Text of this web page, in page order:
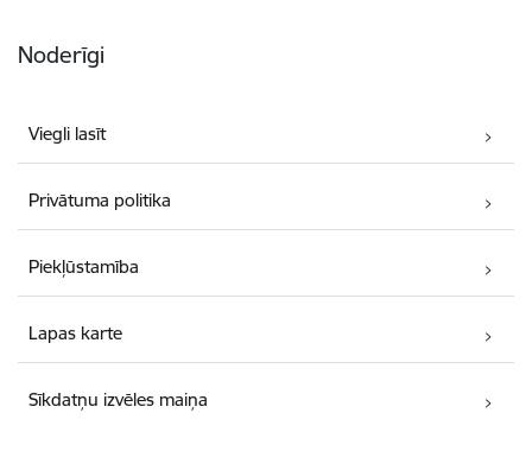
Noderīgi
Viegli lasīt
Privātuma politika
Piekļūstamība
Lapas karte
Sīkdatņu izvēles maiņa